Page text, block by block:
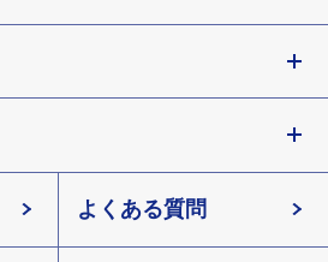
宮城県
ーゼとは
の知識よくある質問